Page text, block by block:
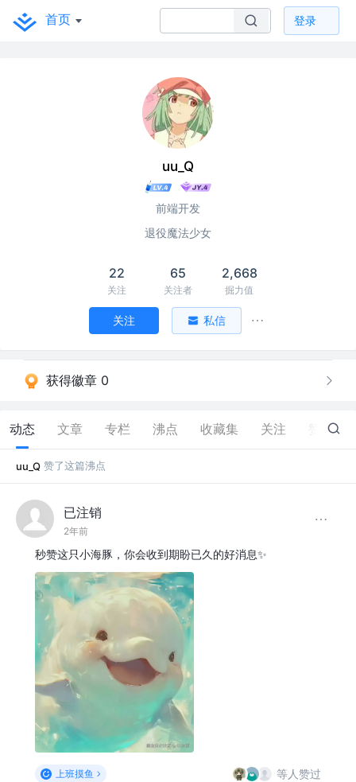
首页 登录
uu_Q
前端开发
退役魔法少女
22
关注
65
关注者
2,668
掘力值
关注 私信
获得徽章 0
动态 文章 专栏 沸点 收藏集 关注 123
uu_Q 赞了这篇沸点
已注销
2年前
秒赞这只小海豚，你会收到期盼已久的好消息✨
上班摸鱼 等人赞过